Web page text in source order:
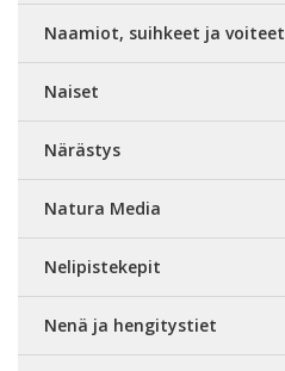
Naamiot, suihkeet ja voiteet
Naiset
Närästys
Natura Media
Nelipistekepit
Nenä ja hengitystiet